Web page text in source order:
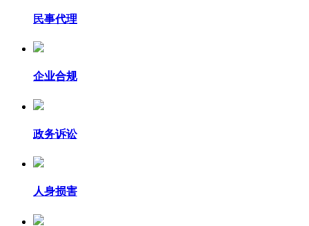
民事代理
企业合规
政务诉讼
人身损害